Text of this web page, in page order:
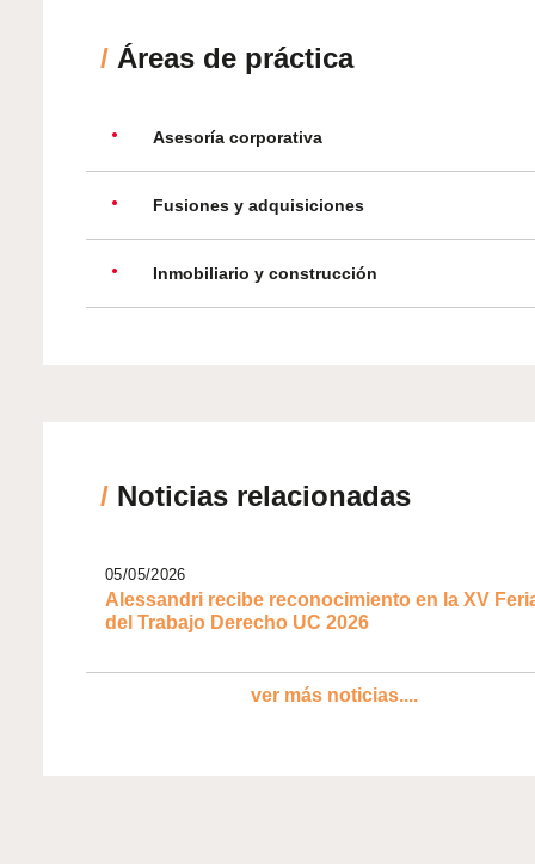
/ Áreas de práctica
Asesoría corporativa
Fusiones y adquisiciones
Inmobiliario y construcción
/ Noticias relacionadas
05/05/2026
Alessandri recibe reconocimiento en la XV
del Trabajo Derecho UC 2026
ver más noticias....